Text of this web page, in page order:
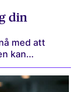
din
med att
kan...